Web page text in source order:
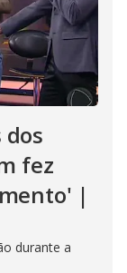
fez
|
durante a